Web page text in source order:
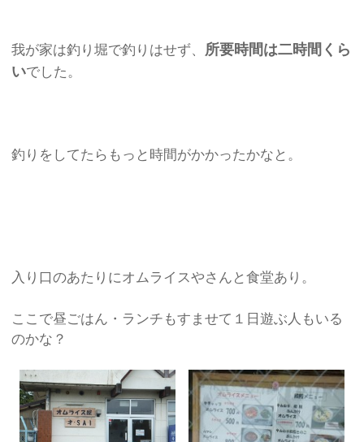
我が家は釣り堀で釣りはせず、 所要時間は二時間くら
いでした。
釣りをしてたらもっと時間がかかったかなと。
入り口のあたりにオムライスやさんと食堂あり。
ここで昼ごはん・ランチもすませて１日遊ぶ人もいる
のかな？